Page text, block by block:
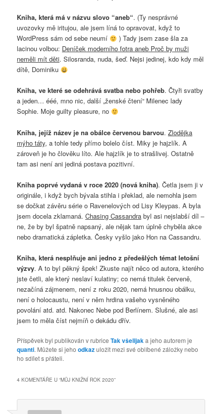
Kniha, která má v názvu slovo “aneb“. (Ty nesprávné
uvozovky mě iritujou, ale jsem líná to opravovat, když to
WordPress sám od sebe neumí
) Tady jsem zase šla za
lacinou volbou: Deníček moderního fotra aneb Proč by muži
neměli mít děti. Silosranda, nuda, šeď. Nejsi jedinej, kdo kdy měl
dítě, Dominiku
Kniha, ve které se odehrává svatba nebo pohřeb. Čtyři svatby
a jeden… ééé, mno nic, další „ženské čtení“ Milenec lady
Sophie. Moje guilty pleasure, no
Kniha, jejíž název je na obálce červenou barvou.Zlodějka
mýho táty, a tohle tedy přímo bolelo číst. Miky je hajzlík. A
zároveň je ho člověku líto. Ale hajzlík je to strašlivej. Ostatně
tam asi není ani jediná postava pozitivní.
Kniha poprvé vydaná v roce 2020 (nová kniha). Četla jsem ji v
originále, i když bych bývala stihla i překlad, ale nemohla jsem
se dočkat závěru série o Ravenelových od Lisy Kleypas. A byla
jsem docela zklamaná.Chasing Cassandra byl asi nejslabší díl –
ne, že by byl špatně napsaný, ale nějak tam úplně chyběla akce
nebo dramatická zápletka. Česky vyšlo jako Hon na Cassandru.
Kniha, která nesplňuje ani jedno z předešlých témat letošní
výzvy. A to byl pěkný špek! Zkuste najít něco od autora, kterého
jste četli, ale který neslaví kulatiny; co nemá titulek červeně,
nezačíná zájmenem, není z roku 2020, nemá hnusnou obálku,
není o holocaustu, není v něm hrdina vašeho vysněného
povolání atd. atd. Nakonec Nebe pod Berlínem. Slušné, ale asi
jsem to měla číst nejmíň o dekádu dřív.
Příspěvek byl publikován v rubriceTak všelijaka jeho autorem je
quanti. Můžete si jehoodkazuložit mezi své oblíbené záložky nebo
ho sdílet s přáteli.
4 KOMENTÁŘE U “MŮJ KNIŽNÍ ROK 2020”